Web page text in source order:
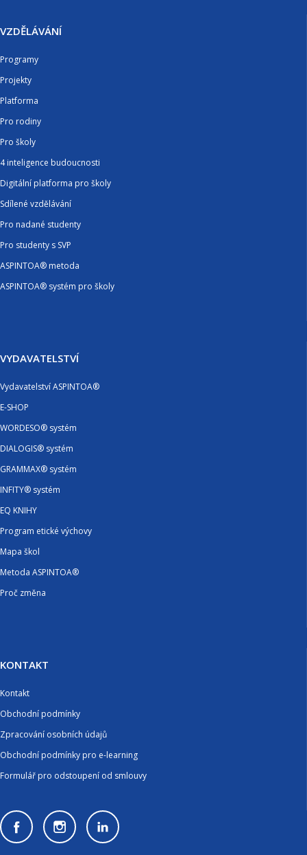
VZDĚLÁVÁNÍ
Programy
Projekty
Platforma
Pro rodiny
Pro školy
4 inteligence budoucnosti
Digitální platforma pro školy
Sdílené vzdělávání
Pro nadané studenty
Pro studenty s SVP
ASPINTOA® metoda
ASPINTOA® systém pro školy
VYDAVATELSTVÍ
Vydavatelství ASPINTOA®
E-SHOP
WORDESO® systém
DIALOGIS® systém
GRAMMAX® systém
INFITY® systém
EQ KNIHY
Program etické výchovy
Mapa škol
Metoda ASPINTOA®
Proč změna
KONTAKT
Kontakt
Obchodní podmínky
Zpracování osobních údajů
Obchodní podmínky pro e-learning
Formulář pro odstoupení od smlouvy